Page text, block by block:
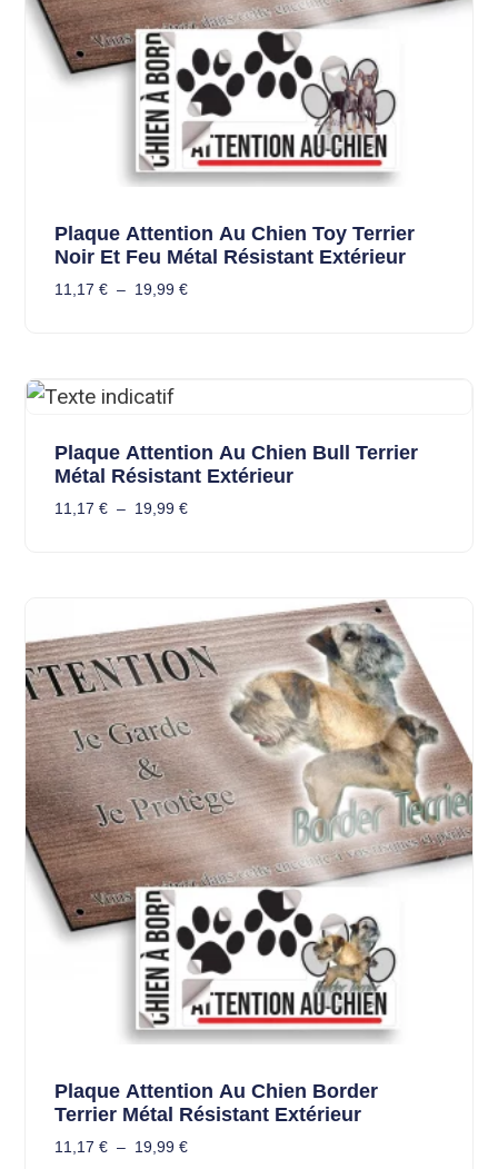
Plaque Attention Au Chien Toy Terrier
Noir Et Feu Métal Résistant Extérieur
11,17 € – 19,99 €
Plaque Attention Au Chien Bull Terrier
Métal Résistant Extérieur
11,17 € – 19,99 €
Plaque Attention Au Chien Border
Terrier Métal Résistant Extérieur
11,17 € – 19,99 €